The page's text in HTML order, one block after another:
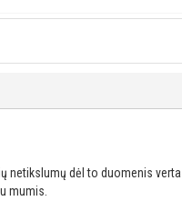
netikslumų dėl to duomenis verta
mumis.